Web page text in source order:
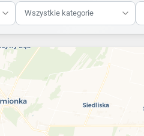
Wszystkie kategorie